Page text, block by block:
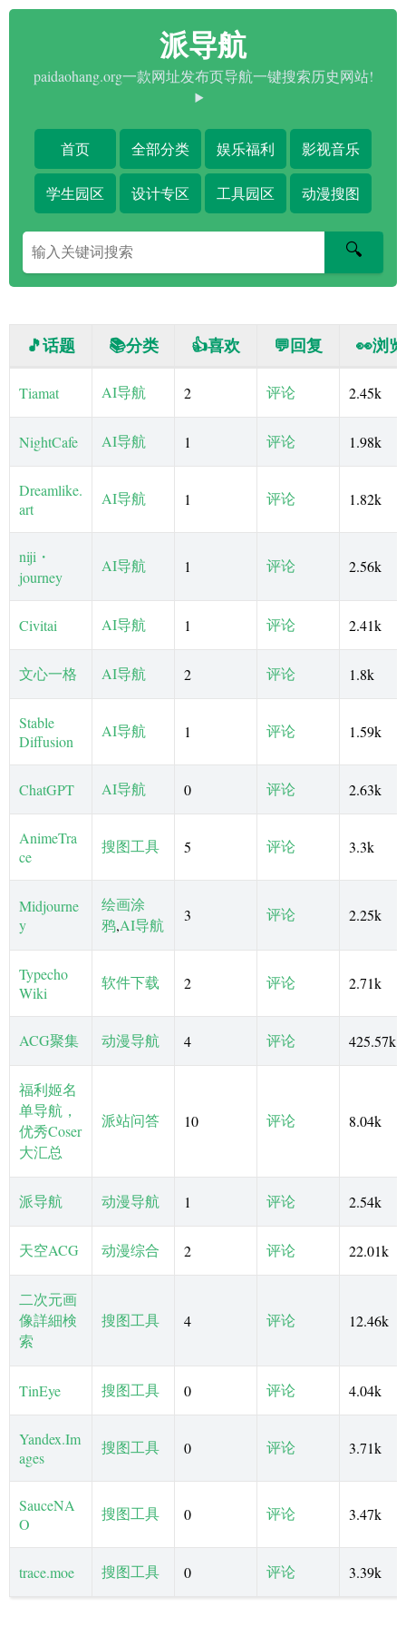
派导航
paidaohang.org一款网址发布页导航一键搜索历史网站!
首页 全部分类 娱乐福利 影视音乐
学生园区 设计专区 工具园区 动漫搜图
搜
索
字
🔍
🎵话题 📚分类 👍喜欢 💬回复 👀浏览
Tiamat AI导航 2 评论 2.45k
NightCafe AI导航 1 评论 1.98k
Dreamlike.
art
AI导航 1 评论 1.82k
niji・
journey
AI导航 1 评论 2.56k
Civitai AI导航 1 评论 2.41k
文心一格 AI导航 2 评论 1.8k
Stable
Diffusion
AI导航 1 评论 1.59k
ChatGPT AI导航 0 评论 2.63k
AnimeTra
ce
搜图工具 5 评论 3.3k
Midjourne
y
绘画涂
鸦,AI导航
3 评论 2.25k
Typecho
Wiki
软件下载 2 评论 2.71k
ACG聚集 动漫导航 4 评论 425.57k
福利姬名
单导航，
优秀Coser
大汇总
派站问答 10 评论 8.04k
派导航 动漫导航 1 评论 2.54k
天空ACG 动漫综合 2 评论 22.01k
二次元画
像詳細検
索
搜图工具 4 评论 12.46k
TinEye 搜图工具 0 评论 4.04k
Yandex.Im
ages
搜图工具 0 评论 3.71k
SauceNA
O
搜图工具 0 评论 3.47k
trace.moe 搜图工具 0 评论 3.39k